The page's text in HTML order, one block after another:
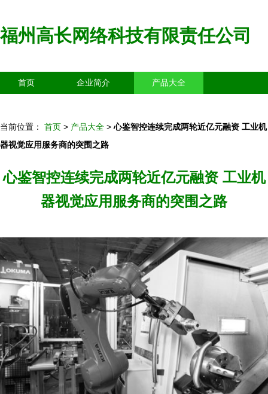
福州高长网络科技有限责任公司
首页 企业简介 产品大全
当前位置： 首页 > 产品大全 > 心鉴智控连续完成两轮近亿元融资 工业机
器视觉应用服务商的突围之路
心鉴智控连续完成两轮近亿元融资 工业机
器视觉应用服务商的突围之路